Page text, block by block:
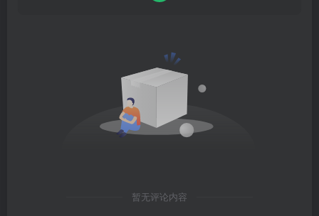
暂无评论内容